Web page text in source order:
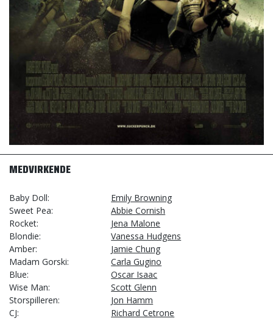
MEDVIRKENDE
Baby Doll
Emily Browning
Sweet Pea
Abbie Cornish
Rocket
Jena Malone
Blondie
Vanessa Hudgens
Amber
Jamie Chung
Madam Gorski
Carla Gugino
Blue
Oscar Isaac
Wise Man
Scott Glenn
Storspilleren
Jon Hamm
CJ
Richard Cetrone